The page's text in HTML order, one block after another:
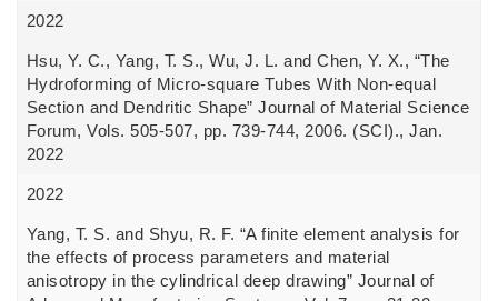
2022
Hsu, Y. C., Yang, T. S., Wu, J. L. and Chen, Y. X., “The
Hydroforming of Micro-square Tubes With Non-equal
Section and Dendritic Shape” Journal of Material Science
Forum, Vols. 505-507, pp. 739-744, 2006. (SCI)., Jan.
2022
2022
Yang, T. S. and Shyu, R. F. “A finite element analysis for
the effects of process parameters and material
anisotropy in the cylindrical deep drawing” Journal of